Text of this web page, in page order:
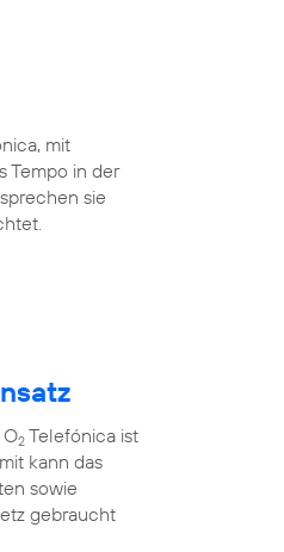
mit
Tempo in der
sie
2 Telefónica ist
kann das
sowie
gebraucht